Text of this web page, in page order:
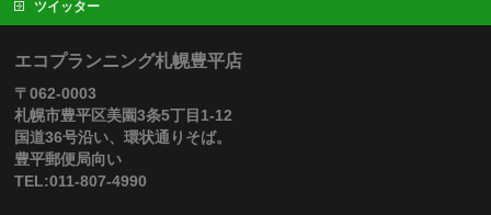
ツイッター
エコプランニング札幌豊平店
〒062-0003
札幌市豊平区美園3条5丁目1-12
国道36号沿い、環状通りそば。
豊平郵便局向い
TEL:011-807-4990